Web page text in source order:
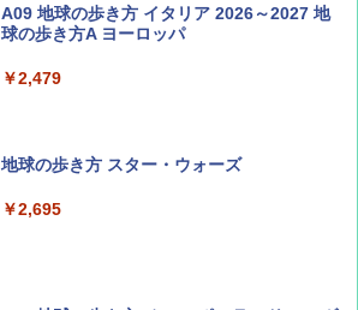
BE-PAL(ビ-パル) 2026年 9 月号【特別付録:
SOTO ミニマル"旅"財布 ランダム2種】
￥1,500
山と溪谷 2026年8月号「南アルプス大全」
￥1,540
A09 地球の歩き方 イタリア 2026～2027 地
球の歩き方A ヨーロッパ
￥2,479
地球の歩き方 スター・ウォーズ
￥2,695